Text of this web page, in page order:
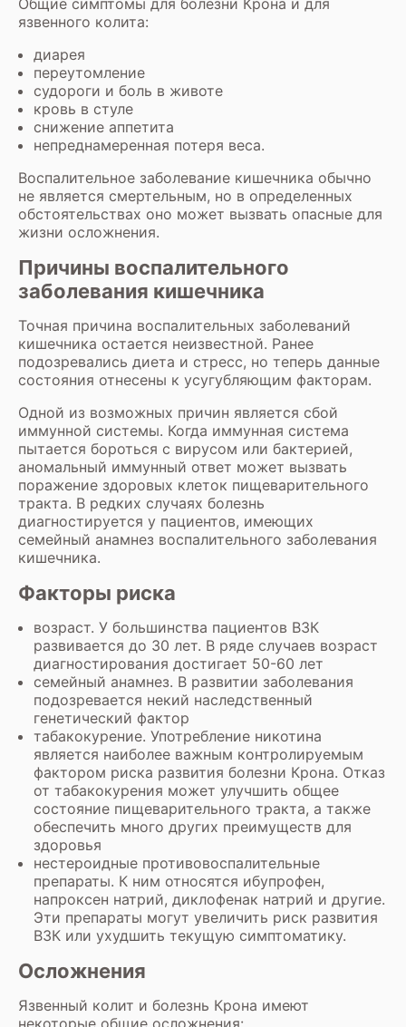
Общие симптомы для болезни Крона и для
язвенного колита:
диарея
переутомление
судороги и боль в животе
кровь в стуле
снижение аппетита
непреднамеренная потеря веса.
Воспалительное заболевание кишечника обычно
не является смертельным, но в определенных
обстоятельствах оно может вызвать опасные для
жизни осложнения.
Причины воспалительного
заболевания кишечника
Точная причина воспалительных заболеваний
кишечника остается неизвестной. Ранее
подозревались диета и стресс, но теперь данные
состояния отнесены к усугубляющим факторам.
Одной из возможных причин является сбой
иммунной системы. Когда иммунная система
пытается бороться с вирусом или бактерией,
аномальный иммунный ответ может вызвать
поражение здоровых клеток пищеварительного
тракта. В редких случаях болезнь
диагностируется у пациентов, имеющих
семейный анамнез воспалительного заболевания
кишечника.
Факторы риска
возраст. У большинства пациентов ВЗК
развивается до 30 лет. В ряде случаев возраст
диагностирования достигает 50-60 лет
семейный анамнез. В развитии заболевания
подозревается некий наследственный
генетический фактор
табакокурение. Употребление никотина
является наиболее важным контролируемым
фактором риска развития болезни Крона. Отказ
от табакокурения может улучшить общее
состояние пищеварительного тракта, а также
обеспечить много других преимуществ для
здоровья
нестероидные противовоспалительные
препараты. К ним относятся ибупрофен,
напроксен натрий, диклофенак натрий и другие.
Эти препараты могут увеличить риск развития
ВЗК или ухудшить текущую симптоматику.
Осложнения
Язвенный колит и болезнь Крона имеют
некоторые общие осложнения: